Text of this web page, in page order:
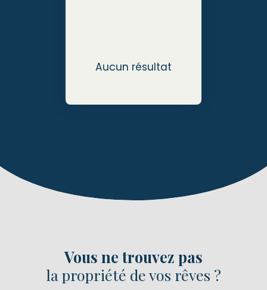
Aucun résultat
Vous ne trouvez pas
la propriété de vos rêves ?